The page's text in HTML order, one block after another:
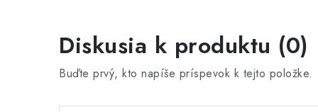
Diskusia k produktu (0)
Buďte prvý, kto napíše príspevok k tejto položke.